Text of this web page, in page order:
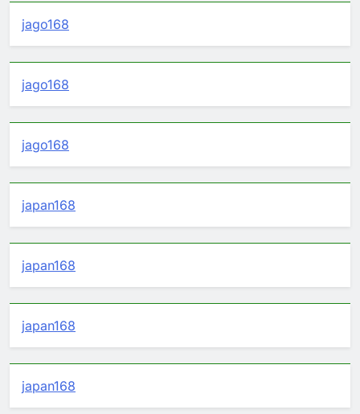
jago168
jago168
jago168
japan168
japan168
japan168
japan168